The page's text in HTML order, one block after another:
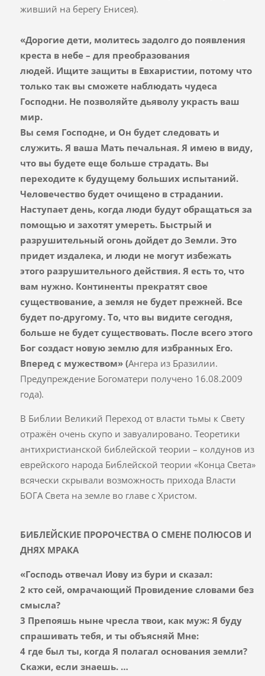
живший на берегу Енисея).
«Дорогие дети, молитесь задолго до появления
креста в небе – для преобразования
людей. Ищите защиты в Евхаристии, потому что
только так вы сможете наблюдать чудеса
Господни. Не позволяйте дьяволу украсть ваш
мир.
Вы семя Господне, и Он будет следовать и
служить. Я ваша Мать печальная. Я имею в виду,
что вы будете еще больше страдать. Вы
переходите к будущему больших испытаний.
Человечество будет очищено в страдании.
Наступает день, когда люди будут обращаться за
помощью и захотят умереть. Быстрый и
разрушительный огонь дойдет до Земли. Это
придет издалека, и люди не могут избежать
этого разрушительного действия. Я есть то, что
вам нужно. Континенты прекратят свое
существование, а земля не будет прежней. Все
будет по‑другому. То, что вы видите сегодня,
больше не будет существовать. После всего этого
Бог создаст новую землю для избранных Его.
Вперед с мужеством» (Ангера из Бразилии.
Предупреждение Богоматери получено 16.08.2009
года).
В Библии Великий Переход от власти тьмы к Свету
отражён очень скупо и завуалировано. Теоретики
антихристианской библейской теории – колдунов из
еврейского народа Библейской теории «Конца Света»
всячески скрывали возможность прихода Власти
БОГА Света на земле во главе с Христом.
БИБЛЕЙСКИЕ ПРОРОЧЕСТВА О СМЕНЕ ПОЛЮСОВ И
ДНЯХ МРАКА
«Господь отвечал Иову из бури и сказал:
2 кто сей, омрачающий Провидение словами без
смысла?
3 Препояшь ныне чресла твои, как муж: Я буду
спрашивать тебя, и ты объясняй Мне:
4 где был ты, когда Я полагал основания земли?
Скажи, если знаешь. …